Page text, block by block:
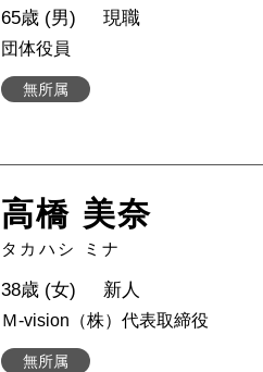
無所属
65歳 (男) 現職
団体役員
高橋 美奈
タカハシ ミナ
無所属
38歳 (女) 新人
Ｍ-vision（株）代表取締役